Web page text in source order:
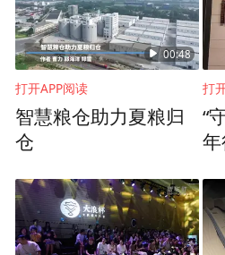
00:48
打开APP阅读
智慧粮仓助力夏粮归
仓
打
“